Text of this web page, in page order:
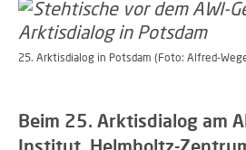
25. Arktisdialog in Potsdam (Foto: Alfred-
Beim 25. Arktisdialog am
Institut, Helmholtz-